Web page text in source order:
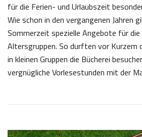
für die Ferien- und Urlaubszeit
Wie schon in den vergangenen Jahren
Sommerzeit spezielle Angebote für die
Altersgruppen. So durften vor Kurzem
in kleinen Gruppen die Bücherei
vergnügliche Vorlesestunden mit der
5
0
a
i